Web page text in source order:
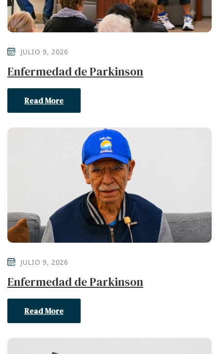
JULIO 9, 2026
Enfermedad de Parkinson
Read More
JULIO 9, 2026
Enfermedad de Parkinson
Read More